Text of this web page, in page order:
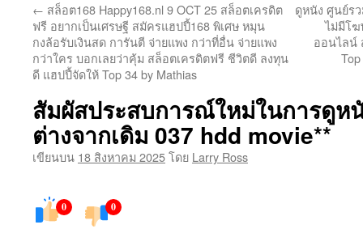
ยัง
เนื้อหา
← สล็อต168 Happy168.nl 9 OCT 25 สล็อตเครดิต
ฟรี อยากเป็นเศรษฐี สมัครแฮปปี้168 พิเศษ หมุน
กงล้อรับเงินสด การันตี จ่ายแพง กว่าที่อื่น จ่ายแพง
กว่าใคร บอกเลยว่าคุ้ม สล็อตเครดิตฟรี ชีวิตดี ลงทุน
ดี แฮปปี้จัดให้ Top 34 by Mathias
ดูหนัง ศูนย์ร
ไม่มีโ
ออนไลน์
สัมผัสประสบการณ์ใหม่ในการดูห
ต่างจากเดิม 037 hdd movie**
เขียนบน 18 สิงหาคม 2025โดย Larry Ross
0 0